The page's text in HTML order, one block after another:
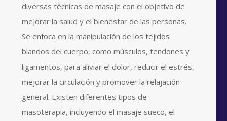
diversas técnicas de masaje con el objetivo de
mejorar la salud y el bienestar de las personas.
Se enfoca en la manipulación de los tejidos
blandos del cuerpo, como músculos, tendones y
ligamentos, para aliviar el dolor, reducir el estrés,
mejorar la circulación y promover la relajación
general. Existen diferentes tipos de
masoterapia, incluyendo el masaje sueco, el